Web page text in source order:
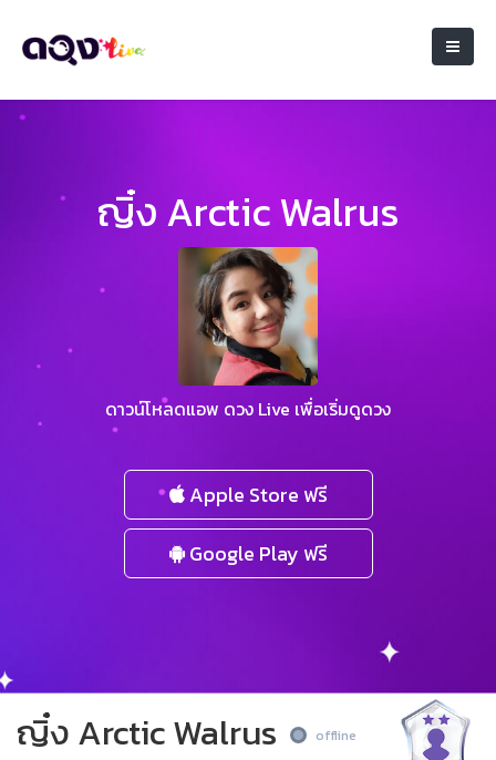
ญิ๋ง Arctic Walrus
ดาวน์โหลดแอพ ดวง Live เพื่อเริ่มดูดวง
Apple Store ฟรี
Google Play ฟรี
ญิ๋ง Arctic Walrus offline